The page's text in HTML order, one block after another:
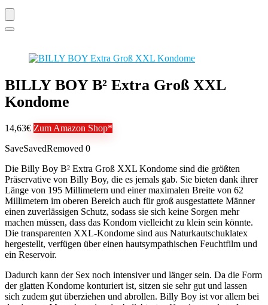
BILLY BOY B² Extra Groß XXL
Kondome
14,63€ Zum Amazon Shop*
SaveSavedRemoved 0
Die Billy Boy B² Extra Groß XXL Kondome sind die größten
Präservative von Billy Boy, die es jemals gab. Sie bieten dank ihrer
Länge von 195 Millimetern und einer maximalen Breite von 62
Millimetern im oberen Bereich auch für groß ausgestattete Männer
einen zuverlässigen Schutz, sodass sie sich keine Sorgen mehr
machen müssen, dass das Kondom vielleicht zu klein sein könnte.
Die transparenten XXL-Kondome sind aus Naturkautschuklatex
hergestellt, verfügen über einen hautsympathischen Feuchtfilm und
ein Reservoir.
Dadurch kann der Sex noch intensiver und länger sein. Da die Form
der glatten Kondome konturiert ist, sitzen sie sehr gut und lassen
sich zudem gut überziehen und abrollen. Billy Boy ist vor allem bei